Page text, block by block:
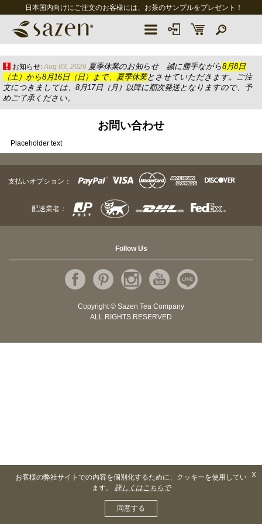
日本国内向けにご注文のお客様には、お茶のサンプルをプレゼント！
お知らせ: Aug 03, 2026 夏季休業のお知らせ 誠に勝手ながら8月8日
（土）から8月16日（日）まで、夏季休業とさせていただきます。ご注
文につきましては、8月17日（月）以降に順次発送となりますので、予
めご了承ください。
お問い合わせ
Placeholder text
支払いオプション：
配送業者：
Follow Us
Copyright © Sazen Tea Company
ALL RIGHTS RESERVED
X
お客様の弊社サイトでの内容を個別化するために、クッキーを使用してい
ます。 詳しくはこちらで
同意する